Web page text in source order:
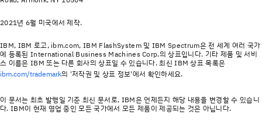
2021년 6월 미국에서 제작.
IBM, IBM 로고, ibm.com, IBM FlashSystem 및 IBM Spectrum은 전 세계 여러 국가
에 등록된 International Business Machines Corp.의 상표입니다. 기타 제품 및 서비
스 이름은 IBM 또는 다른 회사의 상표일 수 있습니다. 최신 IBM 상표 목록은
ibm.com/trademark의 '저작권 및 상표 정보'에서 확인하세요.
이 문서는 최초 발행일 기준 최신 문서로, IBM은 언제든지 해당 내용을 변경할 수 있습니
다. IBM이 현재 영업 중인 모든 국가에서 모든 제품이 제공되는 것은 아닙니다.